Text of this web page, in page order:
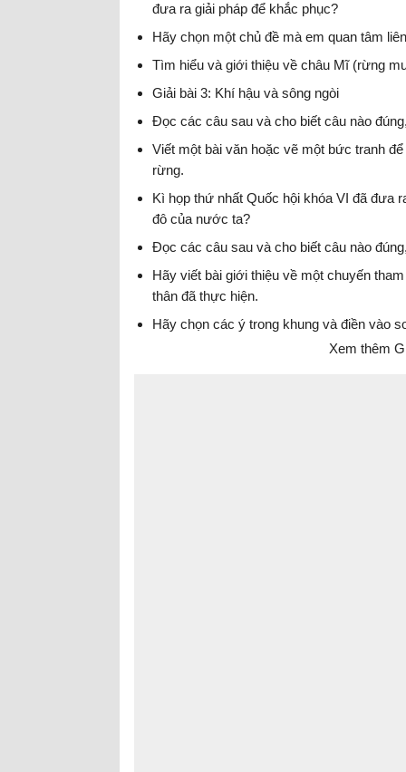
đưa ra giải pháp để khắc phục?
Hãy chọn một chủ đề mà em quan tâm
Tìm hiểu và giới thiệu về châu Mĩ (rừng
Giải bài 3: Khí hậu và sông ngòi
Đọc các câu sau và cho biết câu nào
Viết một bài văn hoặc vẽ một bức tranh
rừng.
Kì họp thứ nhất Quốc hội khóa VI đã đưa
đô của nước ta?
Đọc các câu sau và cho biết câu nào
Hãy viết bài giới thiệu về một chuyến
thân đã thực hiện.
Hãy chọn các ý trong khung và điền vào
Xem thêm